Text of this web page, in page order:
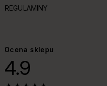
ROZWIŃ SEKCJĘ:
REGULAMINY
Ocena sklepu
4.9